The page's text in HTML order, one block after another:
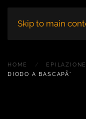
Skip to main
HOME
DIODO A BASCAPÃ¨